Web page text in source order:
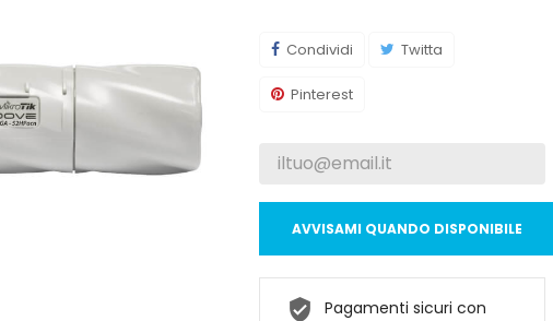
Condividi Twitta
Pinterest
AVVISAMI QUANDO DISPONIBILE
Pagamenti sicuri con